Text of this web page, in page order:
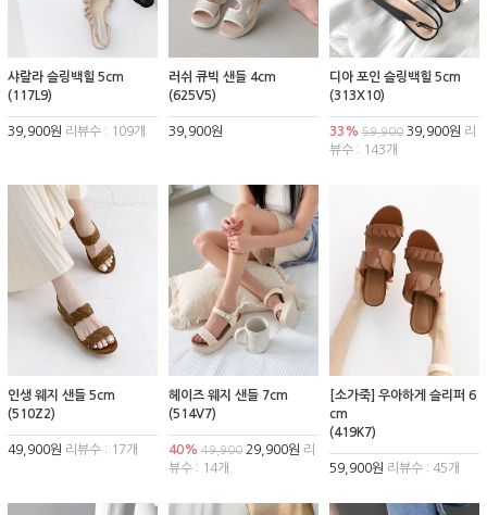
샤랄라 슬링백힐 5cm
(117L9)
39,900원 리뷰수 : 109개
러쉬 큐빅 샌들 4cm
(625V5)
39,900원
디아 포인 슬링백힐 5cm
(313X10)
33% 59,90039,900원 리
뷰수 : 143개
인생 웨지 샌들 5cm
(510Z2)
49,900원 리뷰수 : 17개
헤이즈 웨지 샌들 7cm
(514V7)
40% 49,90029,900원 리
뷰수 : 14개
[소가죽] 우아하게 슬리퍼 6
cm
(419K7)
59,900원 리뷰수 : 45개